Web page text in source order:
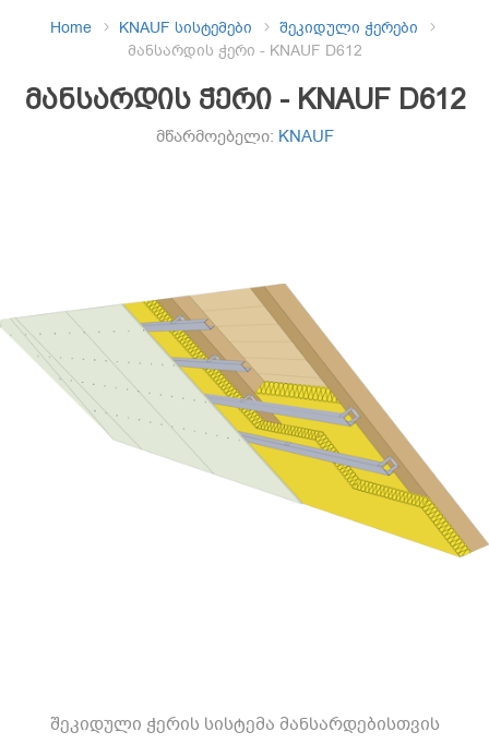
Home KNAUF სისტემები
შეკიდული ჭერები
მანსარდის ჭერი - KNAUF D612
მანსარდის ჭერი - KNAUF D612
მწარმოებელი: KNAUF
შეკიდული ჭერის სისტემა მანსარდებისთვის